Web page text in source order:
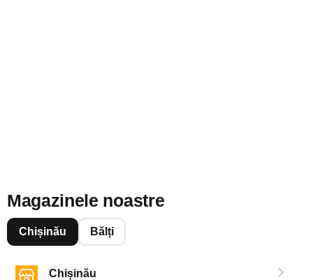
Magazinele noastre
Chișinău Bălți
Chișinău